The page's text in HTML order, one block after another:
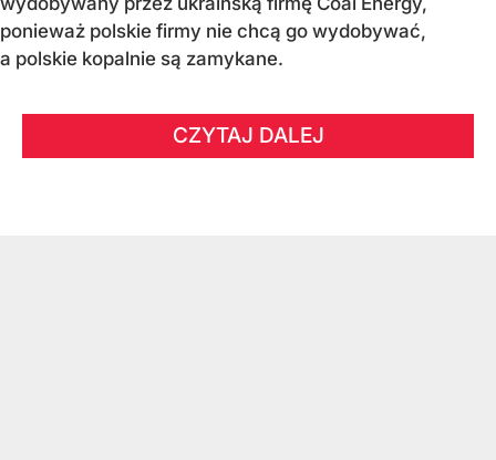
ponieważ polskie firmy nie chcą go wydobywać,
a polskie kopalnie są zamykane.
CZYTAJ DALEJ